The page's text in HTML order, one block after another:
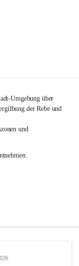
Umgebung über
der Rebe und
und